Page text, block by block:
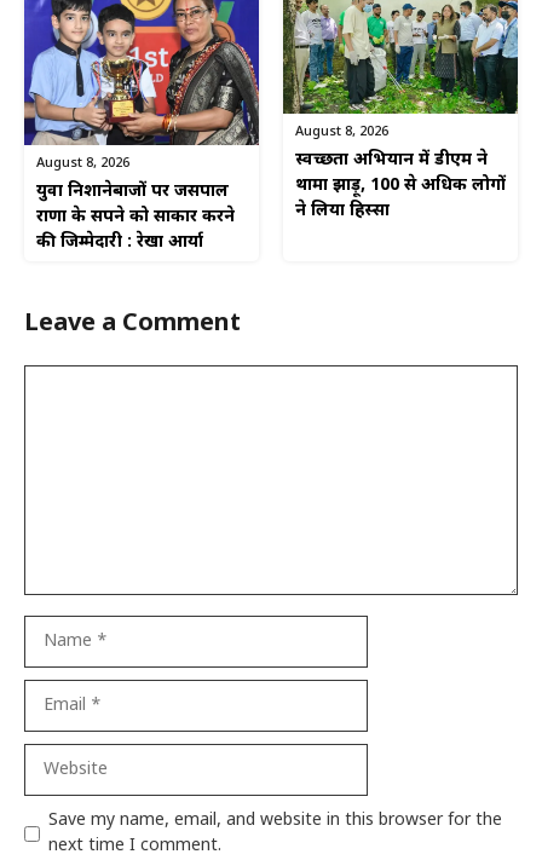
August 8, 2026
युवा निशानेबाजों पर जसपाल
राणा के सपने को साकार करने
की जिम्मेदारी : रेखा आर्या
August 8, 2026
स्वच्छता अभियान में डीएम ने
थामा झाड़ू, 100 से अधिक लोगों
ने लिया हिस्सा
Leave a Comment
Website
Save my name, email, and website in this browser for the
next time I comment.